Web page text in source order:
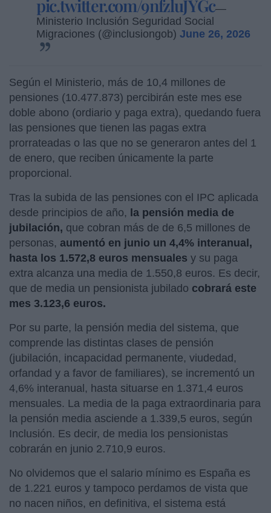
pic.twitter.com/9nfzluJYGc—
Ministerio Inclusión Seguridad Social
Migraciones (@inclusiongob) June 26, 2026
Según el Ministerio, más de 10,4 millones de
pensiones (10.477.873) percibirán este mes ese
doble abono (ordiario y paga extra), quedando fuera
las pensiones que tienen las pagas extra
prorrateadas o las que no se generaron antes del 1
de enero, que reciben únicamente la parte
proporcional.
Tras la subida de las pensiones con el IPC aplicada
desde principios de año, la pensión media de
jubilación, que cobran más de de 6,5 millones de
personas, aumentó en junio un 4,4% interanual,
hasta los 1.572,8 euros mensuales y su paga
extra alcanza una media de 1.550,8 euros. Es decir,
que de media un pensionista jubilado cobrará este
mes 3.123,6 euros.
Por su parte, la pensión media del sistema, que
comprende las distintas clases de pensión
(jubilación, incapacidad permanente, viudedad,
orfandad y a favor de familiares), se incrementó un
4,6% interanual, hasta situarse en 1.371,4 euros
mensuales. La media de la paga extraordinaria para
la pensión media asciende a 1.339,5 euros, según
Inclusión. Es decir, de media los pensionistas
cobrarán en junio 2.710,9 euros.
No olvidemos que el salario mínimo es España es
de 1.221 euros y tampoco perdamos de vista que
no nacen niños, en definitiva, el sistema está